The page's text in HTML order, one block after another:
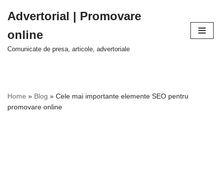
la
conținut
Advertorial | Promovare
online
Comunicate de presa, articole, advertoriale
Home » Blog » Cele mai importante elemente SEO pentru
promovare online